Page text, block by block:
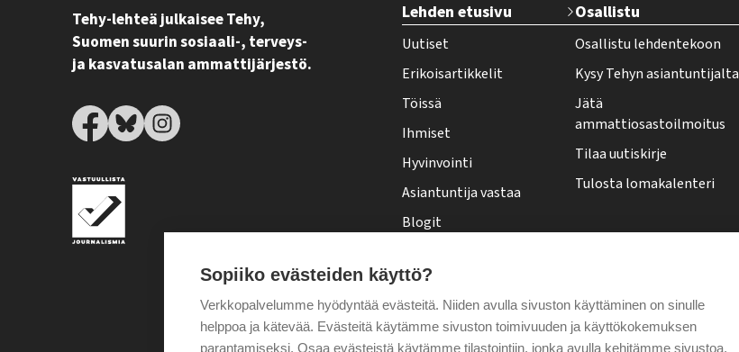
Tehy-lehteä julkaisee Tehy,
Suomen suurin sosiaali-, terveys-
ja kasvatusalan ammattijärjestö.
e
h
y
-
l
e
h
t
f
o
o
Lehden etusivu
Uutiset
Erikoisartikkelit
Töissä
Ihmiset
Hyvinvointi
Asiantuntija vastaa
Blogit
Pääkirjoitus
Puheenjohtajalta
Osallistu
Osallistu lehdentekoon
Kysy Tehyn asiantuntijalta
Jätä
ammattiosastoilmoitus
Tilaa uutiskirje
Tulosta lomakalenteri
Sopiiko evästeiden käyttö?
Verkkopalvelumme hyödyntää evästeitä. Niiden avulla sivuston käyttäminen on sinulle
helppoa ja kätevää. Evästeitä käytämme sivuston toimivuuden ja käyttökokemuksen
parantamiseksi. Osaa evästeistä käytämme tilastointiin, jonka avulla kehitämme sivustoa.